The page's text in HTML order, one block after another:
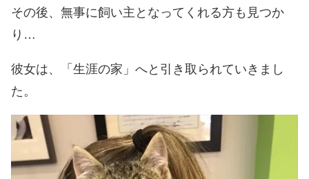
その後、無事に飼い主となってくれる方も見つか
り…
彼女は、「生涯の家」へと引き取られていきまし
た。